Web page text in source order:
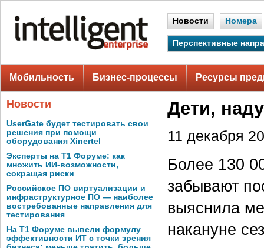
Новости Номера
Перспективные
Мобильность Бизнес-процессы Ресурсы
Новости
UserGate будет тестировать свои
решения при помощи
оборудования Xinertel
Эксперты на Т1 Форуме: как
множить ИИ-возможности,
сокращая риски
Российское ПО виртуализации и
инфраструктурное ПО — наиболее
востребованные направления для
тестирования
На Т1 Форуме вывели формулу
эффективности ИТ с точки зрения
Дети,
11 декабря
Более 130
забывают
выяснила
накануне